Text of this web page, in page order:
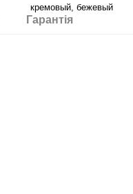
кремовый, бежевый
Гарантія